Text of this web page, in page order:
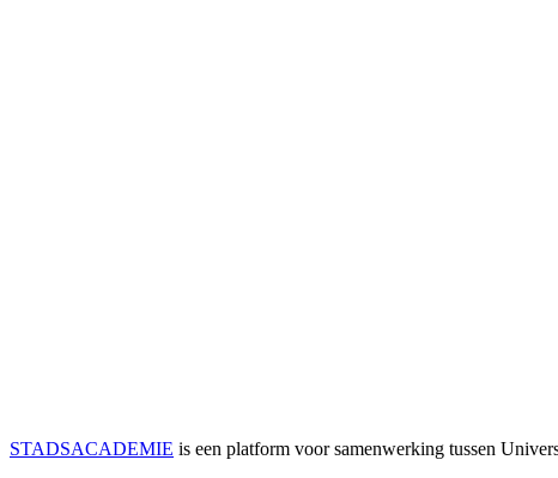
STADSACADEMIE is een platform voor samenwerking tussen